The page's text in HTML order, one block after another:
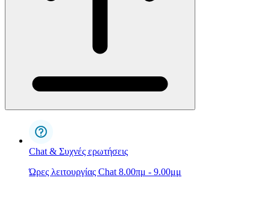
Chat & Συχνές ερωτήσεις
Ώρες λειτουργίας Chat 8.00πμ - 9.00μμ